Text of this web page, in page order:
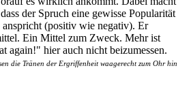
der Spruch eine gewisse Popularität
anspricht (positiv wie negativ). Er
Ein Mittel zum Zweck. Mehr ist
again!" hier auch nicht beizumessen.
die Tränen der Ergriffenheit waagerecht zum Ohr hin